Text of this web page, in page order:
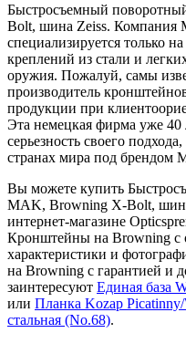
Быстросъемный
Bolt, шина Zeiss. Компания
специализируется только
креплений из стали и
оружия. Пожалуй, самы
производитель
продукции при
Эта немецкая фирма уже 40
серьезность своего
странах мира под брендом
Вы можете купить
MAK, Browning X-Bolt, шина
интернет-магазине
Кронштейны на Browning с
характеристики и
на Browning с гарантией и
заинтересуют Единая база
или Планка Kozap
стальная (No.68).